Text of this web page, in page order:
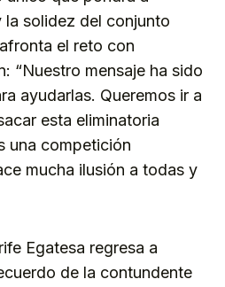
la solidez del conjunto
el reto con
“Nuestro mensaje ha sido
ayudarlas. Queremos ir a
esta eliminatoria
una competición
mucha ilusión a todas y
Egatesa regresa a
de la contundente